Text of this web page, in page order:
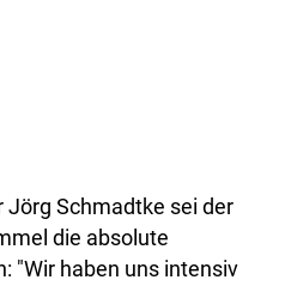
Jörg Schmadtke sei der
die absolute
"Wir haben uns intensiv